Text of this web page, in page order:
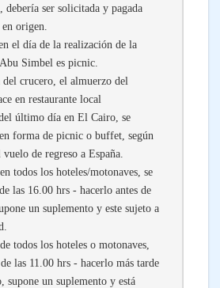
debería ser solicitada y pagada
origen.
el día de la realización de la
Simbel es picnic.
crucero, el almuerzo del
en restaurante local
último día en El Cairo, se
forma de picnic o buffet, según
de regreso a España.
todos los hoteles/motonaves, se
las 16.00 hrs - hacerlo antes de
un suplemento y este sujeto a
todos los hoteles o motonaves,
de las 11.00 hrs - hacerlo más tarde
supone un suplemento y está